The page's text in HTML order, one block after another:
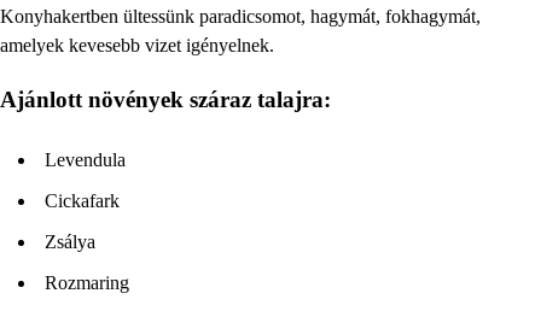
Konyhakertben ültessünk paradicsomot, hagymát, fokhagymát,
amelyek kevesebb vizet igényelnek.
Ajánlott növények száraz talajra:
Levendula
Cickafark
Zsálya
Rozmaring